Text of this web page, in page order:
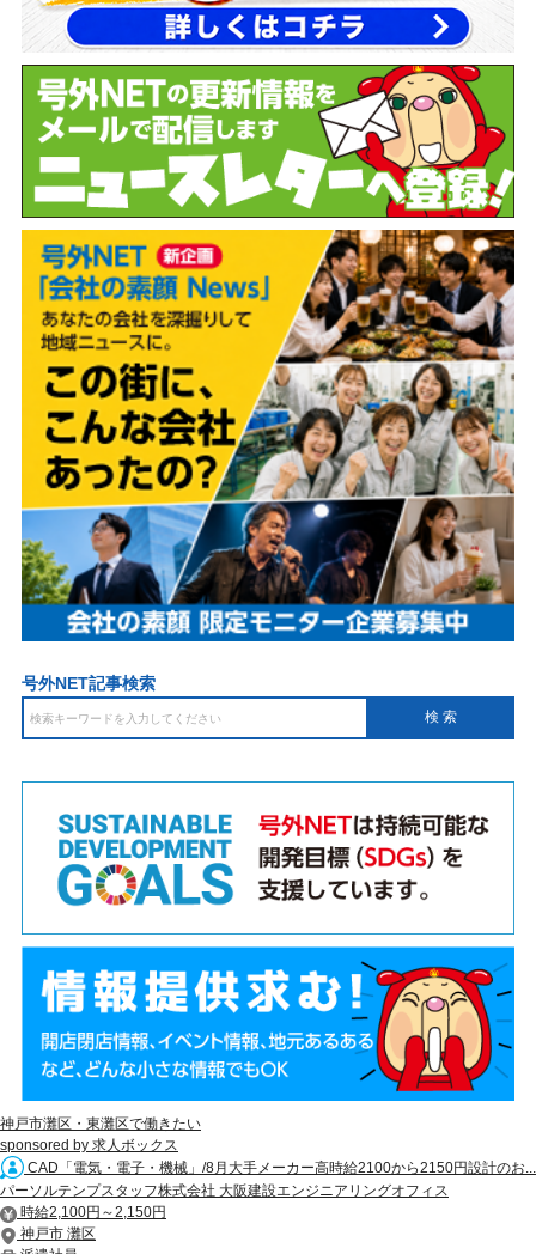
号外NET記事検索
神戸市灘区・東灘区で働きたい
sponsored by 求人ボックス
CAD「電気・電子・機械」/8月大手メーカー高時給2100から2150円設計のお...
パーソルテンプスタッフ株式会社 大阪建設エンジニアリングオフィス
時給2,100円～2,150円
神戸市 灘区